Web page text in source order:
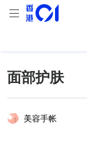
面部护肤
美容手帐